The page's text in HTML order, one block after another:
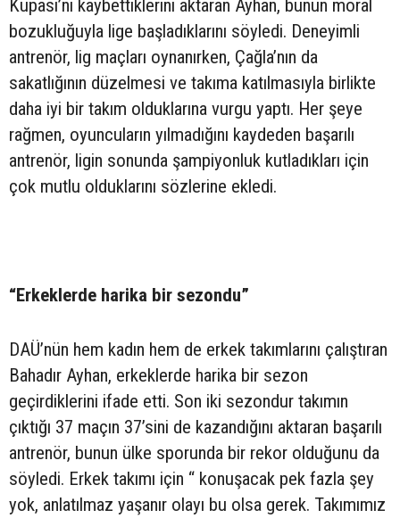
Kupası’nı kaybettiklerini aktaran Ayhan, bunun moral
bozukluğuyla lige başladıklarını söyledi. Deneyimli
antrenör, lig maçları oynanırken, Çağla’nın da
sakatlığının düzelmesi ve takıma katılmasıyla birlikte
daha iyi bir takım olduklarına vurgu yaptı. Her şeye
rağmen, oyuncuların yılmadığını kaydeden başarılı
antrenör, ligin sonunda şampiyonluk kutladıkları için
çok mutlu olduklarını sözlerine ekledi.
“Erkeklerde harika bir sezondu”
DAÜ’nün hem kadın hem de erkek takımlarını çalıştıran
Bahadır Ayhan, erkeklerde harika bir sezon
geçirdiklerini ifade etti. Son iki sezondur takımın
çıktığı 37 maçın 37’sini de kazandığını aktaran başarılı
antrenör, bunun ülke sporunda bir rekor olduğunu da
söyledi. Erkek takımı için “ konuşacak pek fazla şey
yok, anlatılmaz yaşanır olayı bu olsa gerek. Takımımız